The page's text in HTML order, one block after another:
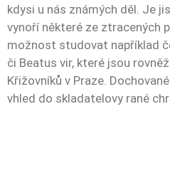
kdysi u nás známých děl. Je
vynoří některé ze ztracených
možnost studovat například
či Beatus vir, které jsou
Křižovníků v Praze.
vhled do skladatelovy rané